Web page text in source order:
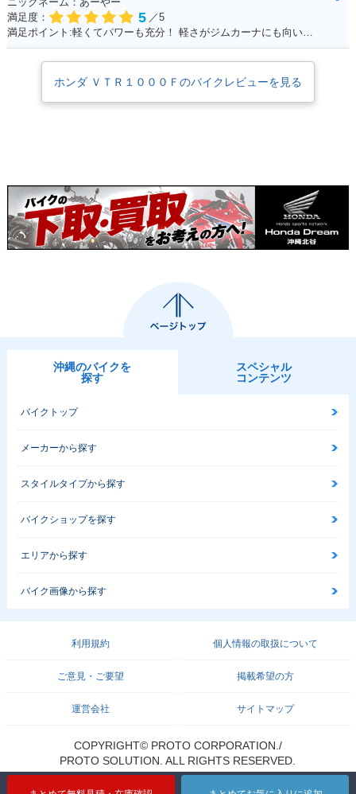
満足度：
5 ／5
満足ポイント:軽くてパワーも充分！ 軽さがジムカーナにも向いていて走りやすい！ ちなみにヘルメットも気に入っています！
ホンダ ＶＴＲ１０００Ｆのバイクレビューを見る
沖縄のバイクを
探す
スペシャル
コンテンツ
バイクトップ
メーカーから探す
スタイルタイプから探す
バイクショップを探す
エリアから探す
バイク画像から探す
利用規約 個人情報の取扱について
ご意見・ご要望 掲載希望の方
運営会社 サイトマップ
COPYRIGHT© PROTO CORPORATION./
PROTO SOLUTION. ALL RIGHTS RESERVED.